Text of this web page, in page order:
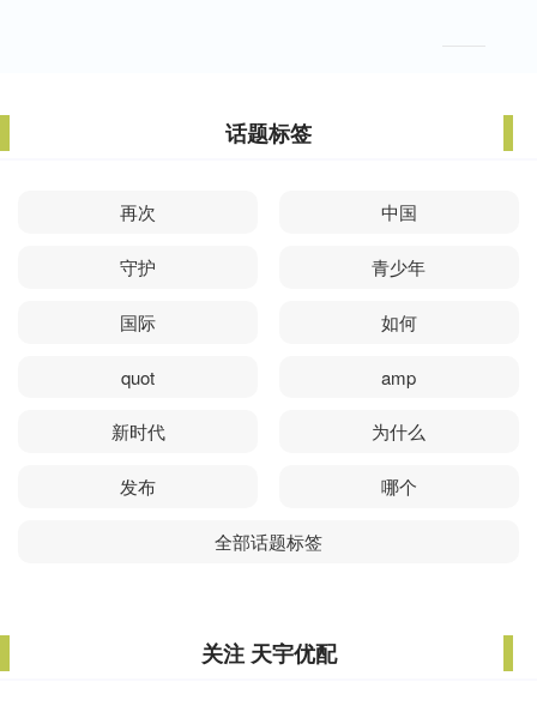
话题标签
再次 中国
守护 青少年
国际 如何
quot amp
新时代 为什么
发布 哪个
全部话题标签
关注 天宇优配